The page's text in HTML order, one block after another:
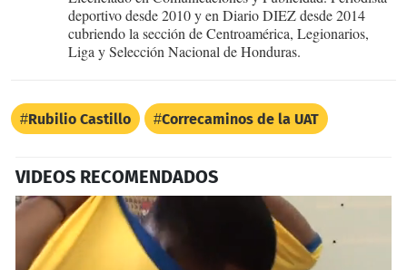
deportivo desde 2010 y en Diario DIEZ desde 2014
cubriendo la sección de Centroamérica, Legionarios,
Liga y Selección Nacional de Honduras.
Rubilio Castillo Correcaminos de la UAT
VIDEOS RECOMENDADOS